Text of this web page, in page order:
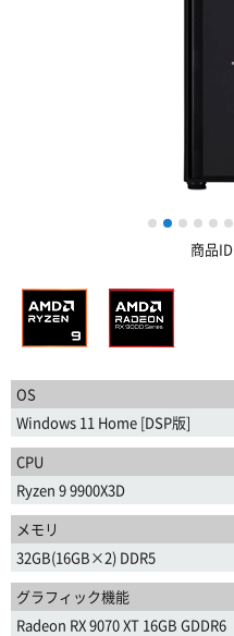
1 2 3 4 5
商品ID
OS
Windows 11 Home [DSP版]
CPU
Ryzen 9 9900X3D
メモリ
32GB(16GB×2) DDR5
グラフィック機能
Radeon RX 9070 XT 16GB GDDR6